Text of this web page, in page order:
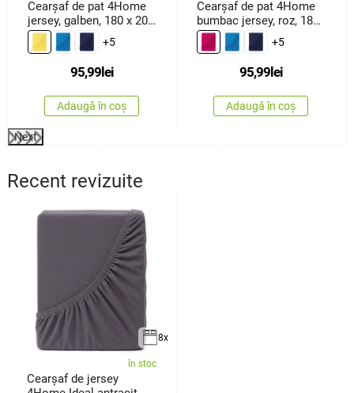
Cearşaf de pat 4Home
jersey, galben, 180 x 200
cm
+5
95,99lei
Adaugă în coș
Cearşaf de pat 4Home
bumbac jersey, roz, 180
x 200 cm
+5
95,99lei
Adaugă în coș
Next
Recent revizuite
8x
în stoc
Cearșaf de jersey